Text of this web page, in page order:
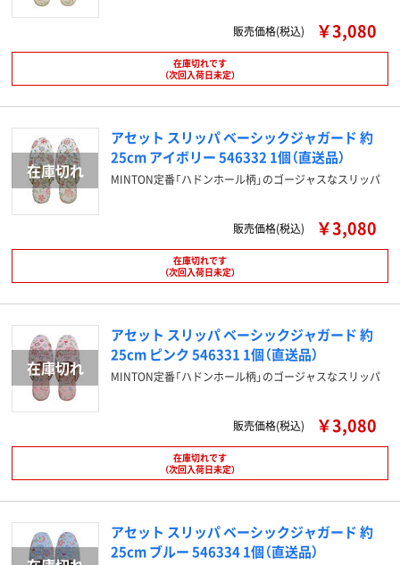
販売価格(税込) ￥3,080
在庫切れです
（次回入荷日未定）
アセット スリッパ ベーシックジャガード 約
25cm アイボリー 546332 1個（直送品）
MINTON定番「ハドンホール柄」のゴージャスなスリッパ
販売価格(税込) ￥3,080
在庫切れです
（次回入荷日未定）
アセット スリッパ ベーシックジャガード 約
25cm ピンク 546331 1個（直送品）
MINTON定番「ハドンホール柄」のゴージャスなスリッパ
販売価格(税込) ￥3,080
在庫切れです
（次回入荷日未定）
アセット スリッパ ベーシックジャガード 約
25cm ブルー 546334 1個（直送品）